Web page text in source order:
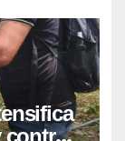
control